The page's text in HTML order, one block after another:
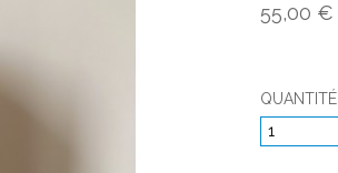
55,00 €
QUANTITÉ